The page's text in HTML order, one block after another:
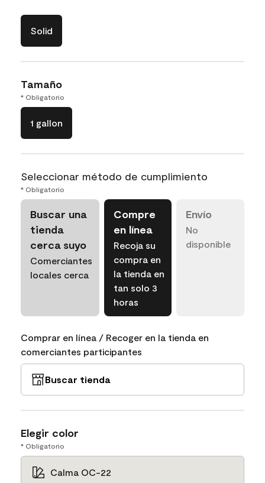
Solid
Tamaño
* Obligatorio
1 gallon
Seleccionar método de cumplimiento
* Obligatorio
Buscar una
tienda
cerca suyo
Comerciantes
locales cerca
Compre
en línea
Recoja su
compra en
la tienda en
tan solo 3
horas
Envío
No
disponible
Comprar en línea / Recoger en la tienda en
comerciantes participantes
Buscar tienda
Elegir color
* Obligatorio
Calma OC-22